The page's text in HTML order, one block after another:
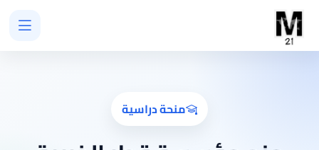
منحة دراسية